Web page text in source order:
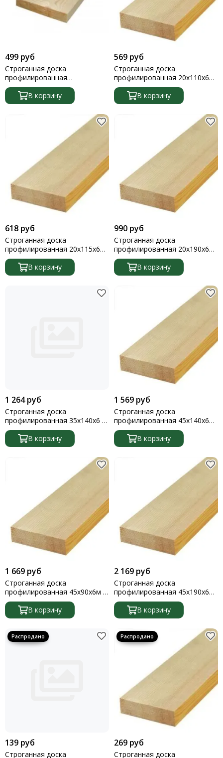
Раскладки
Тетива
Уголки
Шкант
499 руб
Строганная доска
профилированная
20х115(120)х5,5м 1 штука
В корзину
569 руб
Строганная доска
профилированная 20х110х6м
1 штука
В корзину
618 руб
Строганная доска
профилированная 20х115х6м
1 штука
В корзину
990 руб
Строганная доска
профилированная 20х190х6м
1 штука
В корзину
1 264 руб
Строганная доска
профилированная 35х140х6 1
штука
В корзину
1 569 руб
Строганная доска
профилированная 45х140х6м
1 штука
В корзину
1 669 руб
Строганная доска
профилированная 45х90х6м 1
штука
В корзину
2 169 руб
Строганная доска
профилированная 45х190х6м
1 штука
В корзину
139 руб
Строганная доска
269 руб
Строганная доска